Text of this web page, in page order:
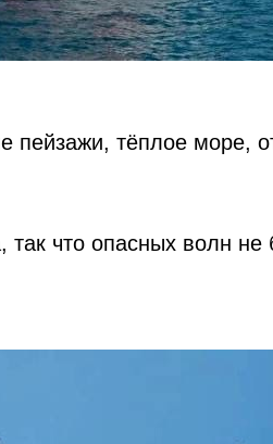
пейзажи, тёплое море,
что опасных волн не